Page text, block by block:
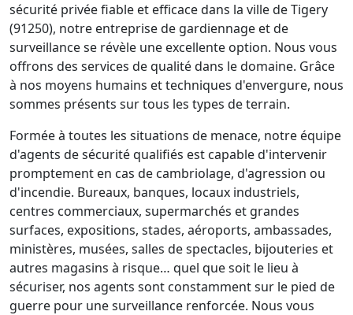
sécurité privée fiable et efficace dans la ville de Tigery
(91250), notre entreprise de gardiennage et de
surveillance se révèle une excellente option. Nous vous
offrons des services de qualité dans le domaine. Grâce
à nos moyens humains et techniques d'envergure, nous
sommes présents sur tous les types de terrain.
Formée à toutes les situations de menace, notre équipe
d'agents de sécurité qualifiés est capable d'intervenir
promptement en cas de cambriolage, d'agression ou
d'incendie. Bureaux, banques, locaux industriels,
centres commerciaux, supermarchés et grandes
surfaces, expositions, stades, aéroports, ambassades,
ministères, musées, salles de spectacles, bijouteries et
autres magasins à risque… quel que soit le lieu à
sécuriser, nos agents sont constamment sur le pied de
guerre pour une surveillance renforcée. Nous vous